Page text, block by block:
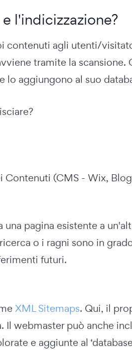
l'indicizzazione?
contenuti agli utenti/
tramite la
lo aggiungono al suo
Contenuti (CMS - Wix,
una pagina esistente a
o i ragni sono in
futuri.
XML Sitemaps. Qui, il
Il webmaster può anche
e aggiunte al